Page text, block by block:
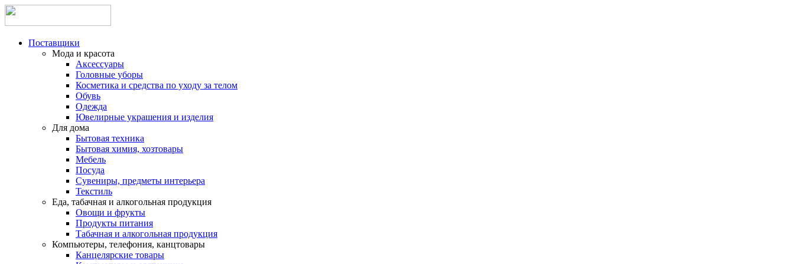
Поставщики
Мода и красота
Аксессуары
Головные уборы
Косметика и средства по уходу за телом
Обувь
Одежда
Ювелирные украшения и изделия
Для дома
Бытовая техника
Бытовая химия, хозтовары
Мебель
Посуда
Сувениры, предметы интерьера
Текстиль
Еда, табачная и алкогольная продукция
Овощи и фрукты
Продукты питания
Табачная и алкогольная продукция
Компьютеры, телефония, канцтовары
Канцелярские товары